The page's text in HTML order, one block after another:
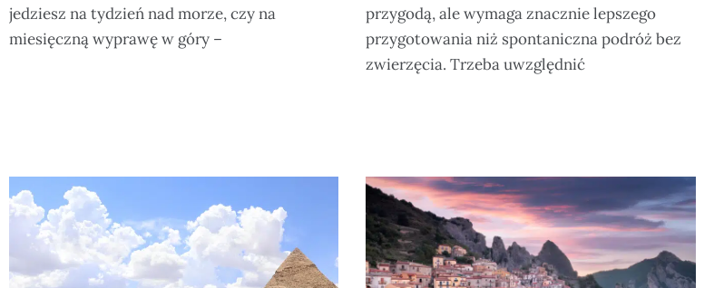
jedziesz na tydzień nad morze, czy na
miesięczną wyprawę w góry –
przygodą, ale wymaga znacznie lepszego
przygotowania niż spontaniczna podróż bez
zwierzęcia. Trzeba uwzględnić